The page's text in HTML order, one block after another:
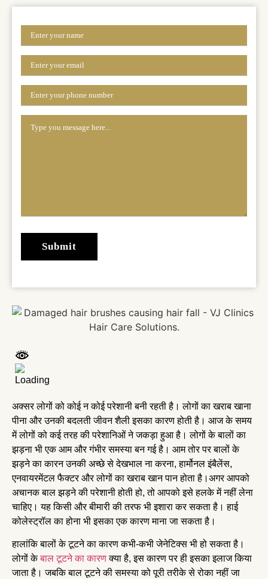
अक्सर लोगों को कोई न कोई परेशानी बनी रहती है। लोगों का खराब खाना
पीना और उनकी बदलती जीवन शैली इसका कारण होती है। आज के समय
में लोगों को कई तरह की परेशानिओं ने जकड़ा हुआ है। लोगों के बालों का
झड़ना भी एक आम और गंभीर समस्या बन गई है। आम तोर पर बालों के
झड़ने का कारन उनकी अच्छे से देखभाल ना करना, हार्मोनल इंबैलेंस,
एनवायरमेंटल फैक्टर और लोगों का खराब खान पान होता है।अगर आपको
अचानक बाल झड़ने की परेशानी होती हो, तो आपको इसे हलके में नहीं लेना
चाहिए। यह किसी और बीमारी की तरफ भी इशारा कर सकता है। हाई
कोलेस्ट्रॉल का होना भी इसका एक कारण माना जा सकता है।
हालांकि बालों के टूटने का कारण कभी-कभी जेनेटिक्स भी हो सकता है।
लोगों केबाल टूटने का कारणक्या है, इस कारण पर ही इसका इलाज किया
जाता है। जबकि बाल टूटने की समस्या को पूरी तरीके से रोका नहीं जा